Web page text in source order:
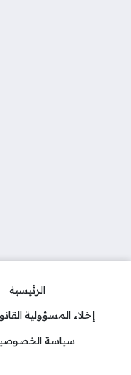
الرئيسية
إخلاء المسؤولية
سياسة